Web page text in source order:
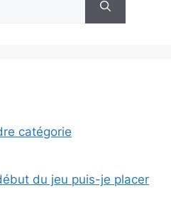
catégorie
du jeu puis-je placer